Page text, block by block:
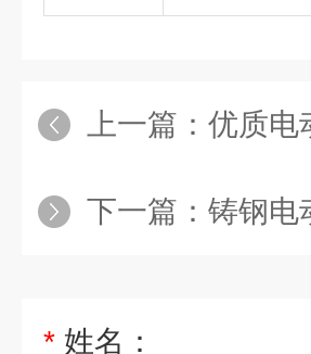
上一篇： 优质电
下一篇： 铸钢电
* 姓名：